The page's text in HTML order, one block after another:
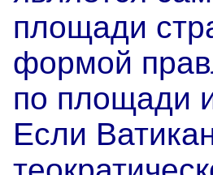
площади
формой
по площади
Если